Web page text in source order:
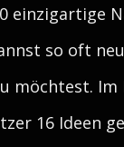
einzigartige
so oft
möchtest.
16 Ideen